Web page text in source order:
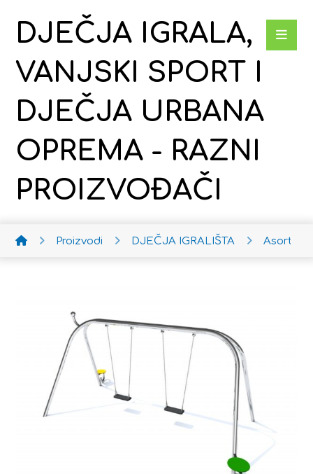
DJEČJA IGRALA,
VANJSKI SPORT I
DJEČJA URBANA
OPREMA - RAZNI
PROIZVOĐAČI
Proizvodi DJEČJA IGRALIŠTA